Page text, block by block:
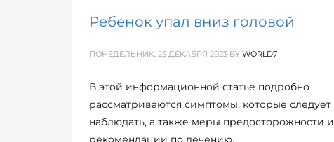
Ребенок упал вниз головой
ПОНЕДЕЛЬНИК, 25 ДЕКАБРЯ 2023 BY WORLD7
В этой информационной статье подробно
рассматриваются симптомы, которые следует
наблюдать, а также меры предосторожности и